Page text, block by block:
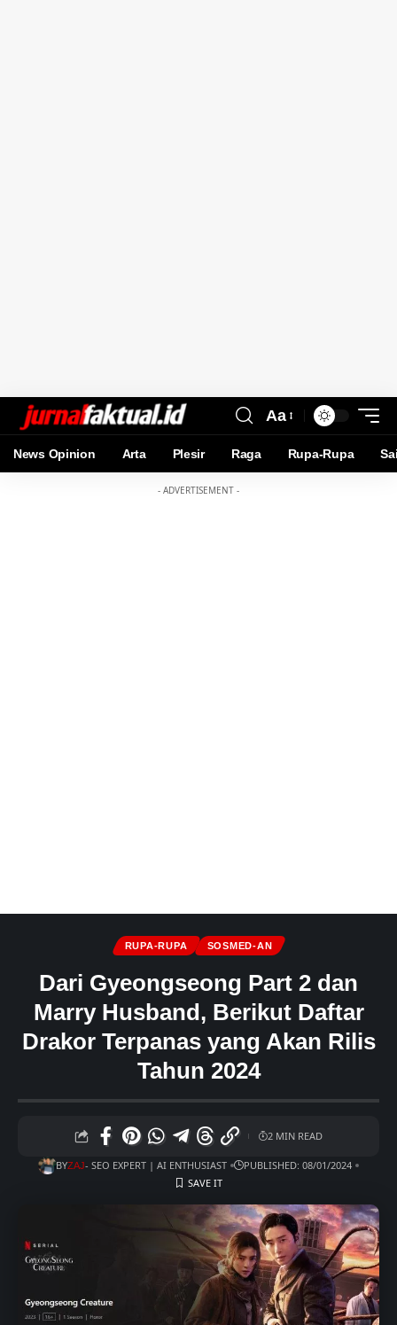
Aa
News Opinion Arta Plesir Raga Rupa-Rupa
- ADVERTISEMENT -
RUPA-RUPA SOSMED-AN
Dari Gyeongseong Part 2 dan
Marry Husband, Berikut Daftar
Drakor Terpanas yang Akan Rilis
Tahun 2024
BYZAJ- SEO EXPERT | AI ENTHUSIAST PUBLISHED: 08/01/2024
2 MIN READ